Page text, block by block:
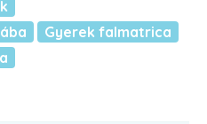
Gyerek falmatrica